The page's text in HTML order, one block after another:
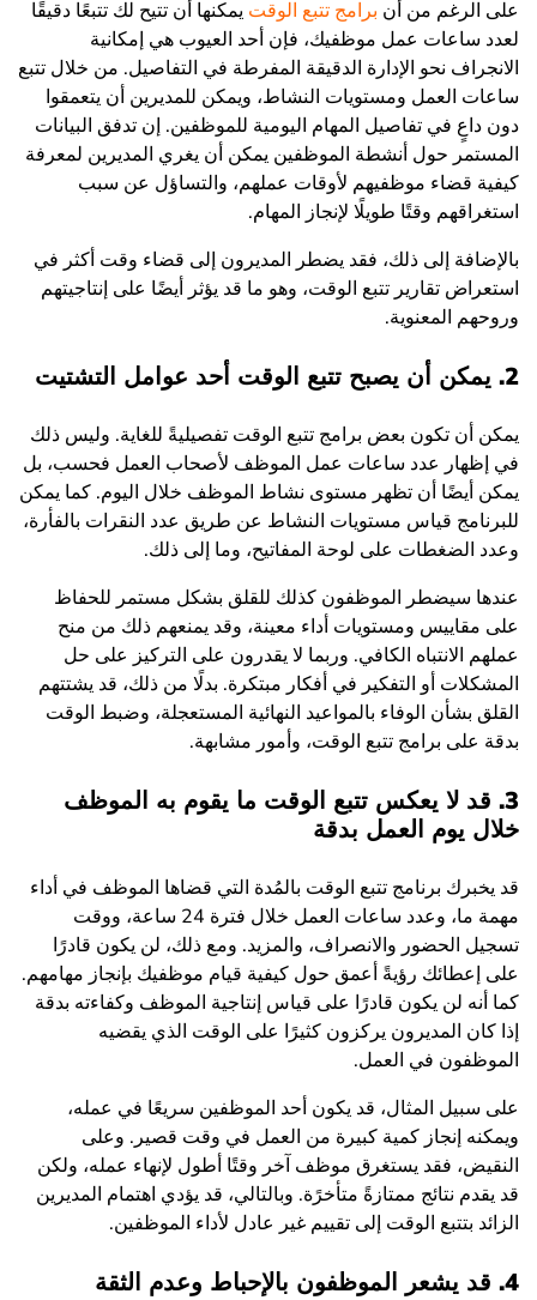
على الرغم من أن برامج تتبع الوقت يمكنها أن تتيح لك تتبعًا دقيقًا
لعدد ساعات عمل موظفيك، فإن أحد العيوب هي إمكانية
الانجراف نحو الإدارة الدقيقة المفرطة في التفاصيل. من خلال تتبع
ساعات العمل ومستويات النشاط، ويمكن للمديرين أن يتعمقوا
دون داعٍ في تفاصيل المهام اليومية للموظفين. إن تدفق البيانات
المستمر حول أنشطة الموظفين يمكن أن يغري المديرين لمعرفة
كيفية قضاء موظفيهم لأوقات عملهم، والتساؤل عن سبب
استغراقهم وقتًا طويلًا لإنجاز المهام.
بالإضافة إلى ذلك، فقد يضطر المديرون إلى قضاء وقت أكثر في
استعراض تقارير تتبع الوقت، وهو ما قد يؤثر أيضًا على إنتاجيتهم
وروحهم المعنوية.
2. يمكن أن يصبح تتبع الوقت أحد عوامل التشتيت
يمكن أن تكون بعض برامج تتبع الوقت تفصيليةً للغاية. وليس ذلك
في إظهار عدد ساعات عمل الموظف لأصحاب العمل فحسب، بل
يمكن أيضًا أن تظهر مستوى نشاط الموظف خلال اليوم. كما يمكن
للبرنامج قياس مستويات النشاط عن طريق عدد النقرات بالفأرة،
وعدد الضغطات على لوحة المفاتيح، وما إلى ذلك.
عندها سيضطر الموظفون كذلك للقلق بشكل مستمر للحفاظ
على مقاييس ومستويات أداء معينة، وقد يمنعهم ذلك من منح
عملهم الانتباه الكافي. وربما لا يقدرون على التركيز على حل
المشكلات أو التفكير في أفكار مبتكرة. بدلًا من ذلك، قد يشتتهم
القلق بشأن الوفاء بالمواعيد النهائية المستعجلة، وضبط الوقت
بدقة على برامج تتبع الوقت، وأمور مشابهة.
3. قد لا يعكس تتبع الوقت ما يقوم به الموظف
خلال يوم العمل بدقة
قد يخبرك برنامج تتبع الوقت بالمُدة التي قضاها الموظف في أداء
مهمة ما، وعدد ساعات العمل خلال فترة 24 ساعة، ووقت
تسجيل الحضور والانصراف، والمزيد. ومع ذلك، لن يكون قادرًا
على إعطائك رؤيةً أعمق حول كيفية قيام موظفيك بإنجاز مهامهم.
كما أنه لن يكون قادرًا على قياس إنتاجية الموظف وكفاءته بدقة
إذا كان المديرون يركزون كثيرًا على الوقت الذي يقضيه
الموظفون في العمل.
على سبيل المثال، قد يكون أحد الموظفين سريعًا في عمله،
ويمكنه إنجاز كمية كبيرة من العمل في وقت قصير. وعلى
النقيض، فقد يستغرق موظف آخر وقتًا أطول لإنهاء عمله، ولكن
قد يقدم نتائج ممتازةً متأخرًة. وبالتالي، قد يؤدي اهتمام المديرين
الزائد بتتبع الوقت إلى تقييم غير عادل لأداء الموظفين.
4. قد يشعر الموظفون بالإحباط وعدم الثقة